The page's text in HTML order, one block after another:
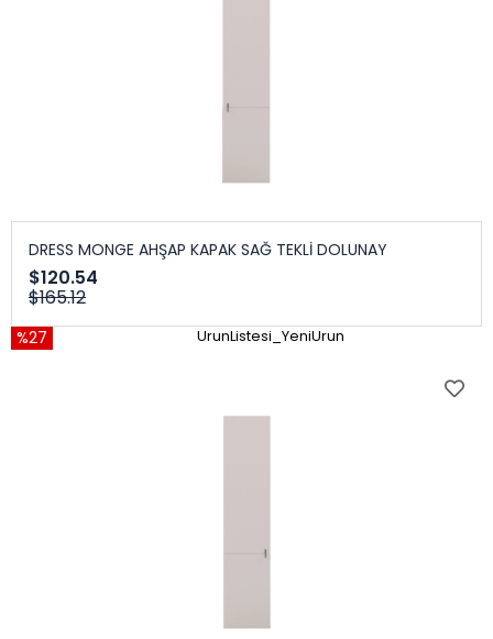
DRESS MONGE AHŞAP KAPAK SAĞ TEKLİ DOLUNAY
$120.54
$165.12
%27 UrunListesi_YeniUrun